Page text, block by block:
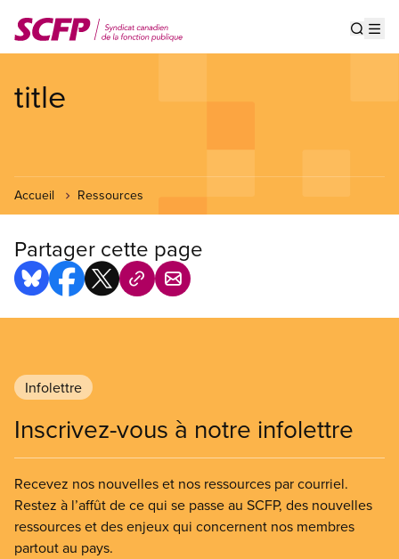
au
contenu
title
Accueil Ressources
Partager cette page
Infolettre
Inscrivez-vous à notre infolettre
Recevez nos nouvelles et nos ressources par courriel.
Restez à l’affût de ce qui se passe au SCFP, des nouvelles
ressources et des enjeux qui concernent nos membres
partout au pays.